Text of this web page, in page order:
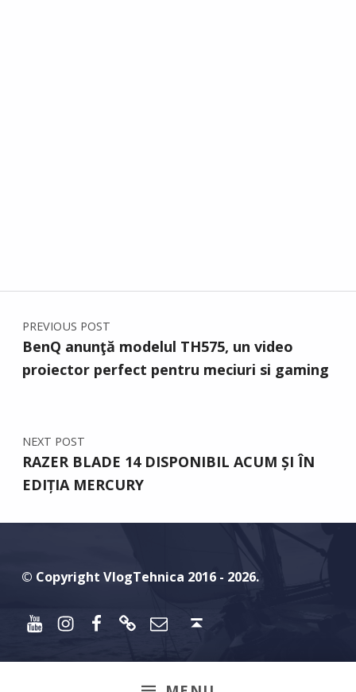
Post navigation
PREVIOUS POST
BenQ anunţă modelul TH575, un video
proiector perfect pentru meciuri si gaming
NEXT POST
RAZER BLADE 14 DISPONIBIL ACUM ȘI ÎN
EDIȚIA MERCURY
© Copyright VlogTehnica 2016 - 2026.
YoutubeInstagram
Facebook
Discord